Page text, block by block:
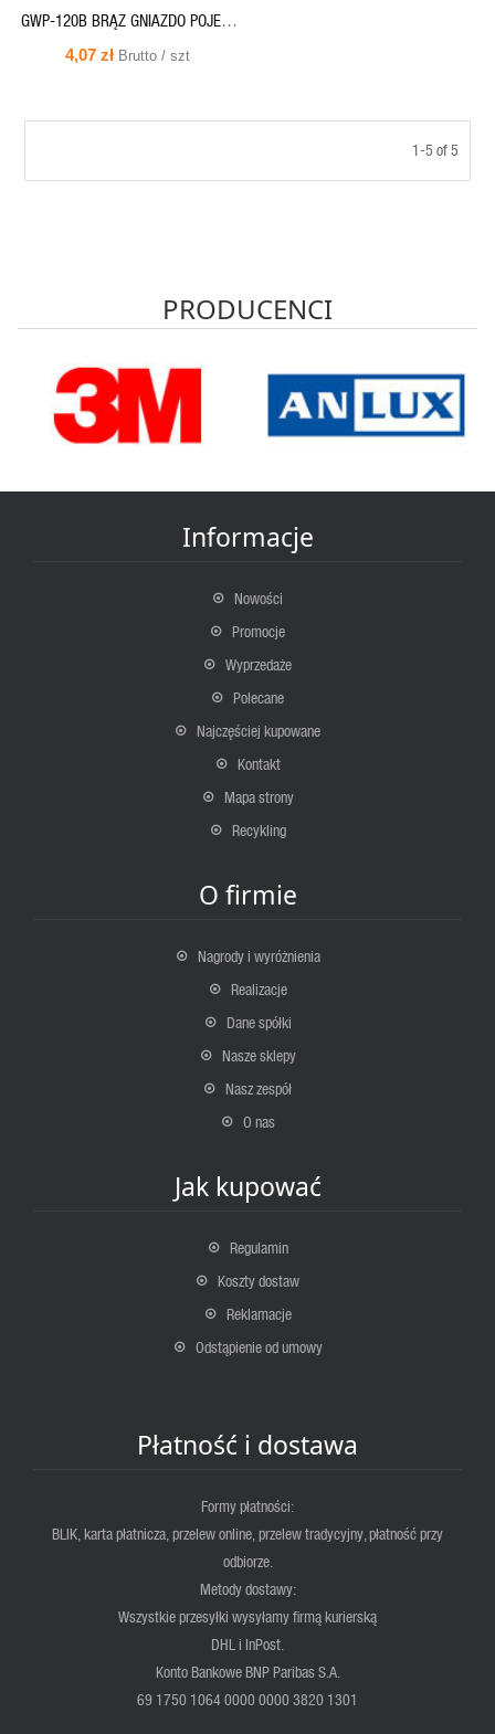
GWP-120B BRĄZ GNIAZDO POJED.
B/UZ. BINGO
4,07 zł Brutto / szt
1-5 of 5
PRODUCENCI
Informacje
Nowości
Promocje
Wyprzedaże
Polecane
Najczęściej kupowane
Kontakt
Mapa strony
Recykling
O firmie
Nagrody i wyróżnienia
Realizacje
Dane spółki
Nasze sklepy
Nasz zespół
O nas
Jak kupować
Regulamin
Koszty dostaw
Reklamacje
Odstąpienie od umowy
Płatność i dostawa
Formy płatności:
BLIK, karta płatnicza, przelew online, przelew tradycyjny, płatność przy
odbiorze.
Metody dostawy:
Wszystkie przesyłki wysyłamy firmą kurierską
DHL i InPost.
Konto Bankowe BNP Paribas S.A.
69 1750 1064 0000 0000 3820 1301